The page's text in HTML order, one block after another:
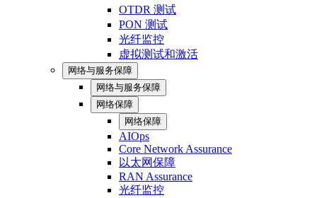
OTDR 测试
PON 测试
光纤监控
虚拟测试和激活
网络与服务保障
网络与服务保障
网络保障
网络保障
AIOps
Core Network Assurance
以太网保障
RAN Assurance
光纤监控